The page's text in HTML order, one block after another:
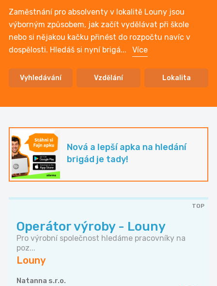
Zaměstnání pro absolventy v lokalitě Louny jsou
výborným způsobem, jak začít vydělávat při škole
nebo si nějakou kačku přinést do rozpočtu navíc v
dospělosti. Hledáš si nyní brigá... Více
Vyhledávání Vzdělání Lokalita
Nová a lepší apka na hledání
brigád je tady!
TOP
Operátor výroby - Louny
Pro výrobní společnost hledáme pracovníky na
poz...
Louny
Natanna s.r.o.